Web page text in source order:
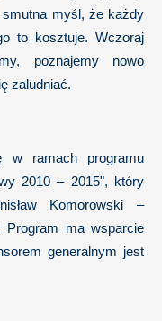
smutna myśl, że każdy
to kosztuje. Wczoraj
poznajemy nowo
zaludniać.
w ramach programu
2010 – 2015", który
Komorowski –
Program ma wsparcie
generalnym jest